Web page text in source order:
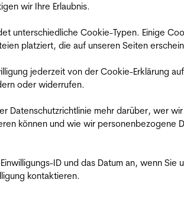
wir Ihre Erlaubnis.
unterschiedliche Cookie-Typen. Einige
platziert, die auf unseren Seiten
jederzeit von der Cookie-Erklärung auf
oder widerrufen.
Datenschutzrichtlinie mehr darüber, wer
können und wie wir personenbezogene
ID und das Datum an, wenn Sie
kontaktieren.